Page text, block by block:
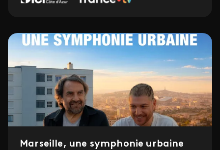
Marseille, une symphonie urbaine